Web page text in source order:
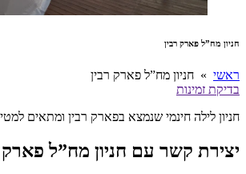
חניון מח”ל פארק רבין
ראשי » חניון מח”ל פארק רבין
בדיקת זמינות
חניון לילה חינמי שנמצא בפארק רבין ומתאים
יצירת קשר עם חניון מח”ל פארק